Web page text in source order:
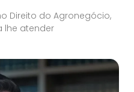
Direito do Agronegócio,
lhe atender